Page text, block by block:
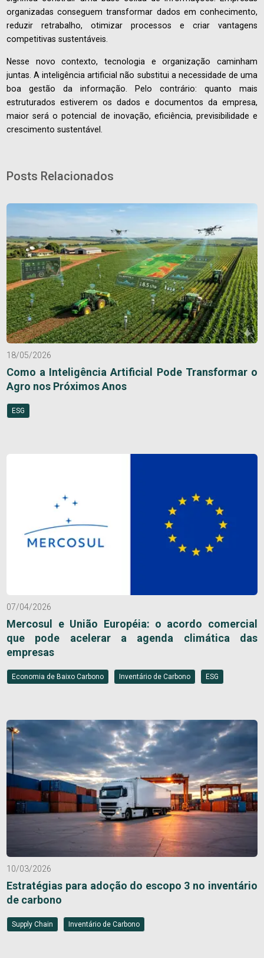
organizadas conseguem transformar dados em conhecimento,
reduzir retrabalho, otimizar processos e criar vantagens
competitivas sustentáveis.
Nesse novo contexto, tecnologia e organização caminham
juntas. A inteligência artificial não substitui a necessidade de uma
boa gestão da informação. Pelo contrário: quanto mais
estruturados estiverem os dados e documentos da empresa,
maior será o potencial de inovação, eficiência, previsibilidade e
crescimento sustentável.
Posts Relacionados
18/05/2026
Como a Inteligência Artificial Pode Transformar o
Agro nos Próximos Anos
ESG
07/04/2026
Mercosul e União Européia: o acordo comercial
que pode acelerar a agenda climática das
empresas
Economia de Baixo Carbono Inventário de Carbono ESG
10/03/2026
Estratégias para adoção do escopo 3 no inventário
de carbono
Supply Chain Inventário de Carbono